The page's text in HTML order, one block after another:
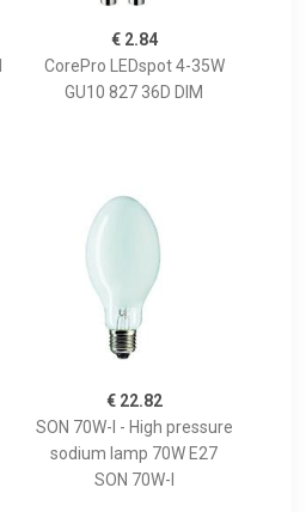
€ 2.84
CorePro LEDspot 4-35W
GU10 827 36D DIM
€ 22.82
SON 70W-I - High pressure
sodium lamp 70W E27
SON 70W-I